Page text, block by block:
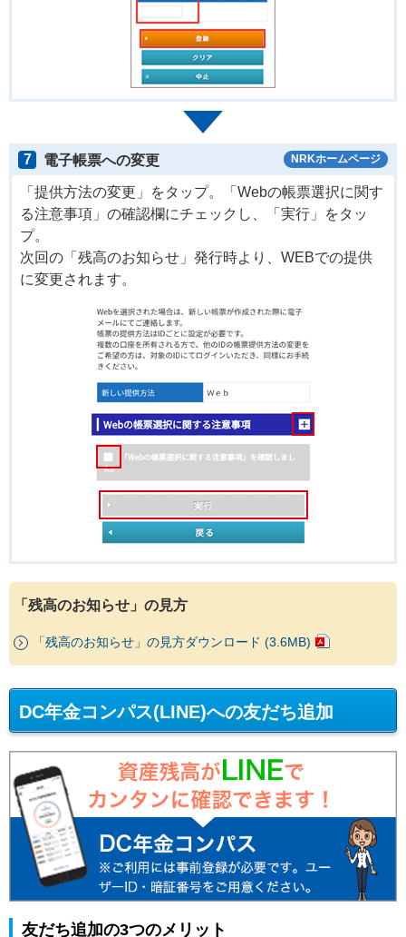
7 電子帳票への変更 NRKホームページ
「提供方法の変更」をタップ。「Webの帳票選択に関す
る注意事項」の確認欄にチェックし、「実行」をタッ
プ。
次回の「残高のお知らせ」発行時より、WEBでの提供
に変更されます。
「残高のお知らせ」の見方
「残高のお知らせ」の見方ダウンロード (3.6MB)
DC年金コンパス(LINE)への友だち追加
友だち追加の3つのメリット